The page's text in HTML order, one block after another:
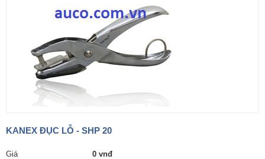
KANEX ĐỤC LỖ - SHP 20
Giá
0 vnđ